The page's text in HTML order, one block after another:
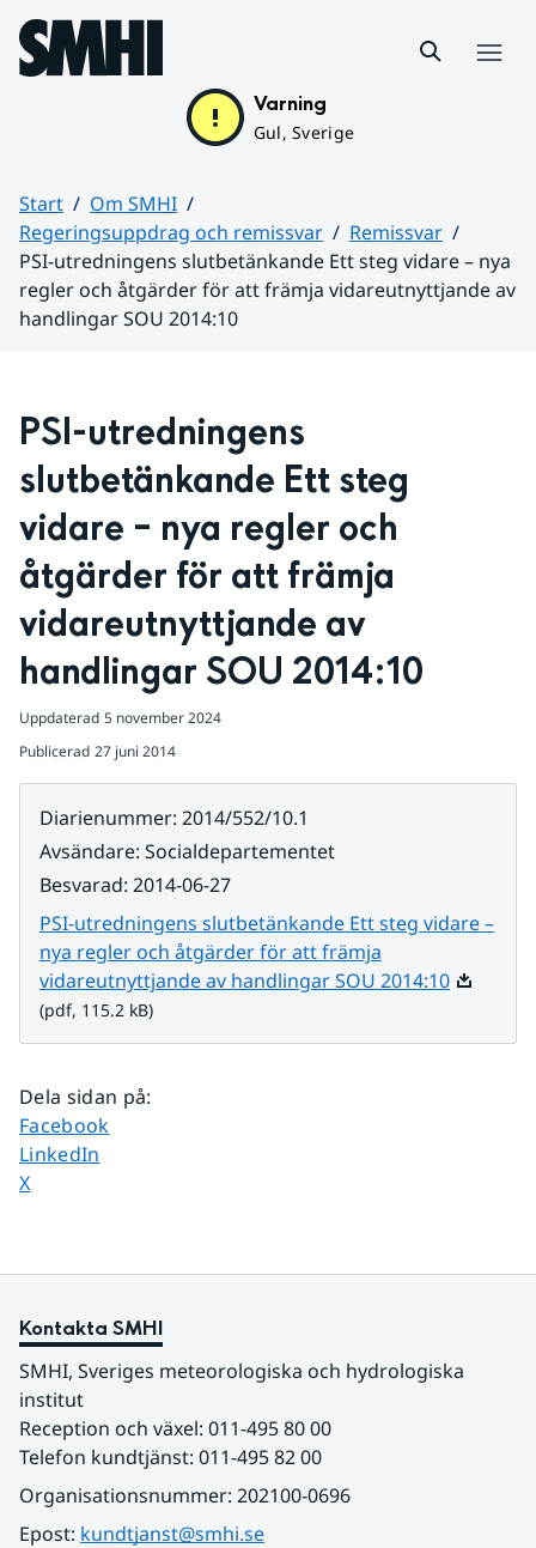
Hoppa till sidans innehåll
Varning
Gul, Sverige
Start
Om SMHI
Regeringsuppdrag och remissvar
Remissvar
PSI-utredningens slutbetänkande Ett steg vidare – nya
regler och åtgärder för att främja vidareutnyttjande av
handlingar SOU 2014:10
PSI-utredningens
slutbetänkande Ett steg
vidare – nya regler och
åtgärder för att främja
vidareutnyttjande av
handlingar SOU 2014:10
Uppdaterad 5 november 2024
Publicerad 27 juni 2014
Diarienummer: 2014/552/10.1
Avsändare: Socialdepartementet
Besvarad: 2014-06-27
PSI-utredningens slutbetänkande Ett steg vidare –
nya regler och åtgärder för att främja
vidareutnyttjande av handlingar SOU 2014:10Pdf,
(pdf, 115.2 kB)
Dela sidan på:
Dela sidan på
Facebook
Dela sidan på
LinkedIn
Dela sidan på
X
Kontakta SMHI
SMHI, Sveriges meteorologiska och hydrologiska
institut
Reception och växel: 011-495 80 00
Telefon kundtjänst: 011-495 82 00
Organisationsnummer: 202100-0696
Epost: kundtjanst@smhi.se